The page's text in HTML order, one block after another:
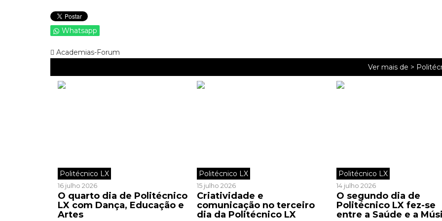
Whatsapp
Academias-Forum
Ver mais de >
Politécnico LX
16 julho 2026
O quarto dia de Politécnico
LX com Dança, Educação e
Artes
Politécnico LX
15 julho 2026
Criatividade e
comunicação no terceiro
dia da Politécnico LX
Politécnico LX
14 julho 2026
O segundo dia de
Politécnico LX fez-se
entre a Saúde e a